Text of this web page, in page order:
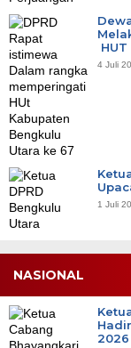
4 Juli
1 Juli
NASIONAL
2026